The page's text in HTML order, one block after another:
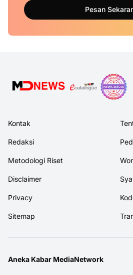
Pesan
Kontak
Redaksi
Metodologi Riset
Disclaimer
Privacy
Sitemap
Aneka Kabar MediaNetwork